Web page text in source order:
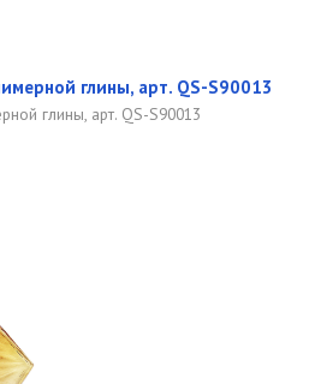
глины, арт. QS-S90013
глины, арт. QS-S90013